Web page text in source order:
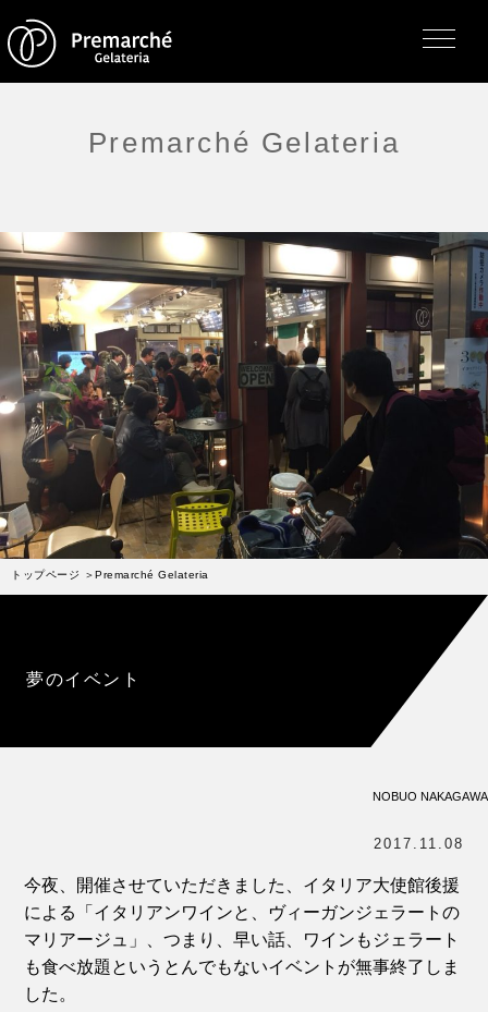
ジェラートについて
直営店・支店・分店
フレーバー（メニュー）
アレルゲン一覧
求人情報
通販のご案内
お知らせ・メディア掲載
お問い合わせ
プレマルシェジェラテリアについて
Premarché Gelateria
トップページ Premarché Gelateria
夢のイベント
NOBUO NAKAGAWA
2017.11.08
今夜、開催させていただきました、イタリア大使館後援
による「 イタリアンワインと、ヴィーガンジェラートの
マリアージュ 」、つまり、早い話、ワインもジェラート
も食べ放題というとんでもないイベントが無事終了しま
した。